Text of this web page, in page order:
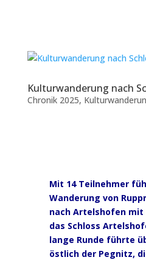
Kulturwanderung nach
Chronik 2025,
Mit 14 Teilnehmer
Wanderung von
nach Artelshofen mit
das Schloss
lange Runde führte
östlich der Pegnitz,